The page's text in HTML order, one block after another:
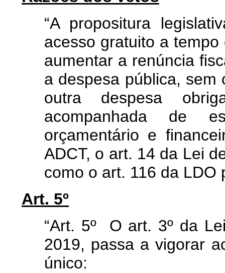
“A propositura
acesso gratuito a
aumentar a renúncia
a despesa pública, sem
outra despesa
acompanhada de
orçamentário e
ADCT, o art. 14 da Lei
como o art. 116 da LDO
Art. 5º
“Art. 5º O art. 3º da
2019, passa a vigorar
único: